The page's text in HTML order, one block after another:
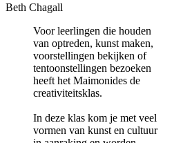
Beth Chagall
Voor leerlingen die houden
van optreden, kunst maken,
voorstellingen bekijken of
tentoonstellingen bezoeken
heeft het Maimonides de
creativiteitsklas.
In deze klas kom je met veel
vormen van kunst en cultuur